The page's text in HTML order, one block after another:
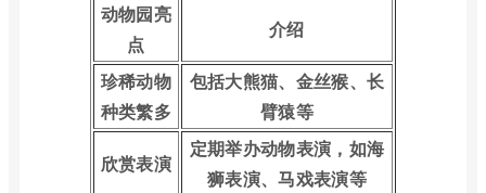
动物园亮
点
介绍
珍稀动物
种类繁多
包括大熊猫、金丝猴、长
臂猿等
欣赏表演
定期举办动物表演，如海
狮表演、马戏表演等